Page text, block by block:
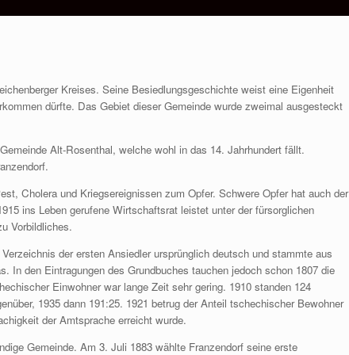
Kreises. Seine Besiedlungsgeschichte weist eine Eigenheit
dürfte. Das Gebiet dieser Gemeinde wurde zweimal ausgesteckt
Alt-Rosenthal, welche wohl in das 14. Jahrhundert fällt.
Cholera und Kriegsereignissen zum Opfer. Schwere Opfer hat auch der
ins Leben gerufene Wirtschaftsrat leistet unter der fürsorglichen
Vorbildliches.
der ersten Ansiedler ursprünglich deutsch und stammte aus
In den Eintragungen des Grundbuches tauchen jedoch schon 1807 die
Einwohner war lange Zeit sehr gering. 1910 standen 124
1935 dann 191:25. 1921 betrug der Anteil tschechischer Bewohner
der Amtsprache erreicht wurde.
Gemeinde. Am 3. Juli 1883 wählte Franzendorf seine erste